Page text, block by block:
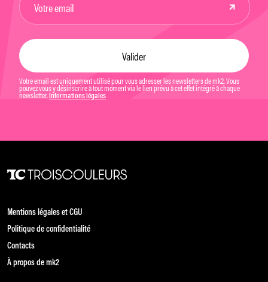
Votre email est uniquement utilisé pour vous adresser les newsletters de mk2. Vous
pouvez vous y désinscrire à tout moment via le lien prévu à cet effet intégré à chaque
newsletter. Informations légales
Mentions légales et CGU
Politique de confidentialité
Contacts
À propos de mk2